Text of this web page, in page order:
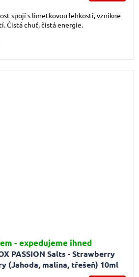
spojí s limetkovou lehkostí, vznikne
Čistá chuť, čistá energie.
PASSION Salts - Strawberry
(Jahoda, malina, třešeň) 10ml
je 5,0 z 5 hvězdiček.
- expedujeme ihned